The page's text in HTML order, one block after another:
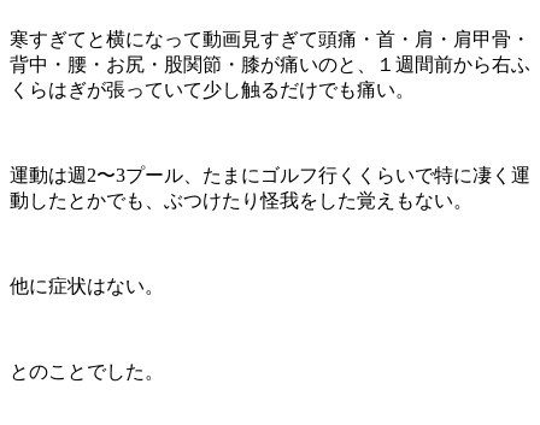
寒すぎてと横になって動画見すぎて頭痛・首・肩・肩甲骨・
背中・腰・お尻・股関節・膝が痛いのと、１週間前から右ふ
くらはぎが張っていて少し触るだけでも痛い。
運動は週2〜3プール、たまにゴルフ行くくらいで特に凄く運
動したとかでも、ぶつけたり怪我をした覚えもない。
他に症状はない。
とのことでした。